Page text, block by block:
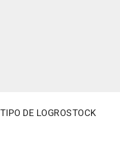
DE LOGROSTOCK